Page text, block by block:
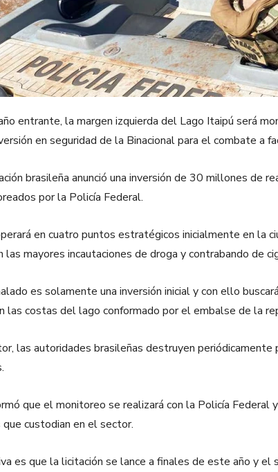
entrante, la margen izquierda del Lago Itaipú será
en seguridad de la Binacional para el combate a
brasileña anunció una inversión de 30 millones
por la Policía Federal.
en cuatro puntos estratégicos inicialmente en la
las mayores incautaciones de droga y contrabando de
es solamente una inversión inicial y con ello
las costas del lago conformado por el embalse de la
las autoridades brasileñas destruyen
que el monitoreo se realizará con la Policía
custodian en el sector.
es que la licitación se lance a finales de este año y